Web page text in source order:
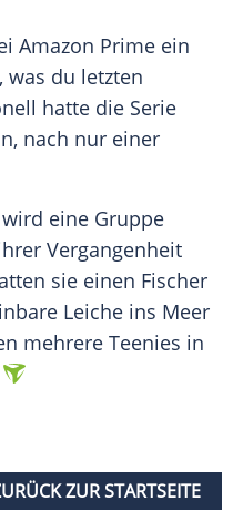
Amazon Prime ein
was du letzten
hatte die Serie
nach nur einer
eine Gruppe
Vergangenheit
sie einen Fischer
Leiche ins Meer
mehrere Teenies in
ZUR STARTSEITE